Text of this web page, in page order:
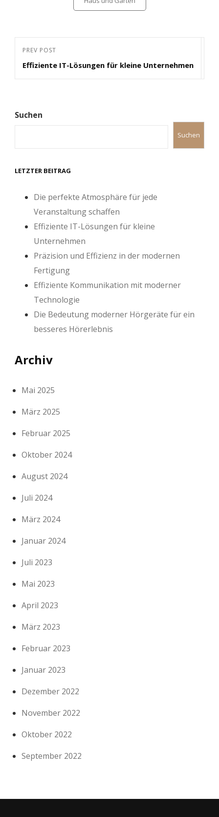
Beitragsnavigation
Previous
Post
PREV POST
Effiziente IT-Lösungen für kleine Unternehmen
Suchen
Suchen
LETZTER BEITRAG
Die perfekte Atmosphäre für jede
Veranstaltung schaffen
Effiziente IT-Lösungen für kleine
Unternehmen
Präzision und Effizienz in der modernen
Fertigung
Effiziente Kommunikation mit moderner
Technologie
Die Bedeutung moderner Hörgeräte für ein
besseres Hörerlebnis
Archiv
Mai 2025
März 2025
Februar 2025
Oktober 2024
August 2024
Juli 2024
März 2024
Januar 2024
Juli 2023
Mai 2023
April 2023
März 2023
Februar 2023
Januar 2023
Dezember 2022
November 2022
Oktober 2022
September 2022